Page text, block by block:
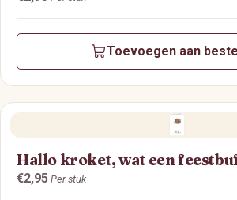
Toevoegen aan
Hallo kroket, wat een
Prijs:
€2,95 Per stuk